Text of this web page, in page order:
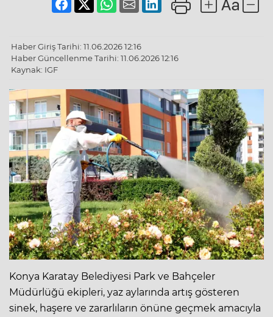
Haber Giriş Tarihi: 11.06.2026 12:16
Haber Güncellenme Tarihi: 11.06.2026 12:16
Kaynak: IGF
Konya Karatay Belediyesi Park ve Bahçeler
Müdürlüğü ekipleri, yaz aylarında artış gösteren
sinek, haşere ve zararlıların önüne geçmek amacıyla